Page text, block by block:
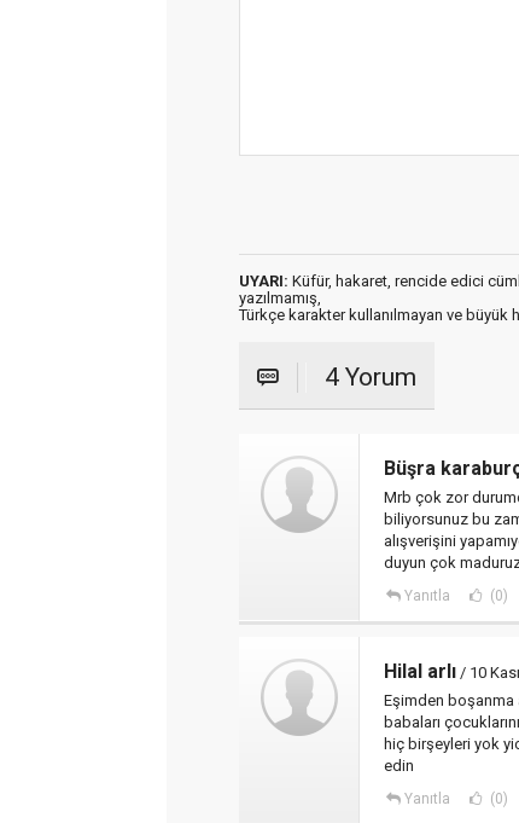
UYARI: Küfür, hakaret, rencide edici
yazılmamış,
Türkçe karakter kullanılmayan ve büyük
4 Yorum
Büşra
Mrb çok zor
biliyorsunuz bu
alışverişini
duyun çok
Yanıtla (0)
Hilal arlı / 10
Eşimden boşanma
babaları
hiç birşeyleri yok
edin
Yanıtla (0)